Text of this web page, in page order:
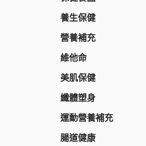
W/M AAA
RECiPEO
REPLICA NOTES
MQURE
KNOWLEDGE
Nake
CONCRED
養生保健
營養補充
維他命
美肌保健
纖體塑身
運動營養補充
腸道健康